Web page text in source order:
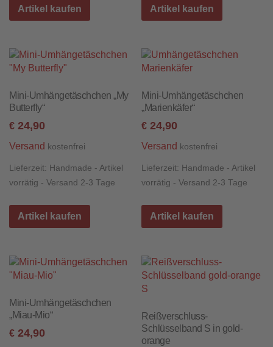
Artikel kaufen Artikel kaufen
Mini-Umhängetäschchen „My
Butterfly“
€ 24,90
Versand kostenfrei
Lieferzeit: Handmade - Artikel
vorrätig - Versand 2-3 Tage
Artikel kaufen
Mini-Umhängetäschchen
„Marienkäfer“
€ 24,90
Versand kostenfrei
Lieferzeit: Handmade - Artikel
vorrätig - Versand 2-3 Tage
Artikel kaufen
Mini-Umhängetäschchen
„Miau-Mio“
€ 24,90
Reißverschluss-
Schlüsselband S in gold-
orange